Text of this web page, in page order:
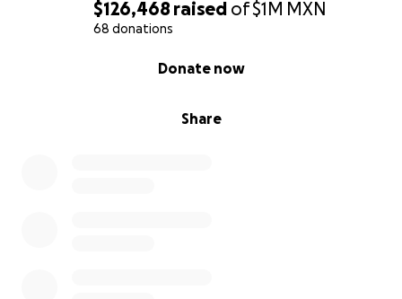
$126,468 raised of$1M MXN
68 donations
Share
Donate now